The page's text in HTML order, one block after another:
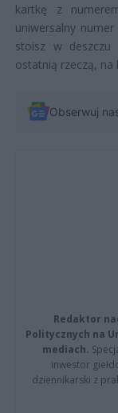
kartkę z
uniwersalny
stoisz w deszczu
ostatnią rzeczą, na
Obserwuj
Redaktor
Politycznych na
mediach.
inwestor
dziennikarski z